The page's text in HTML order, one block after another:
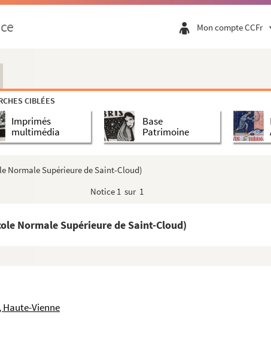
Mon compte CCFr
CIBLÉES
Imprimés
multimédia
Base
Patrimoine
Normale Supérieure de Saint-Cloud)
Notice 1 sur 1
Normale Supérieure de Saint-Cloud)
Haute-Vienne